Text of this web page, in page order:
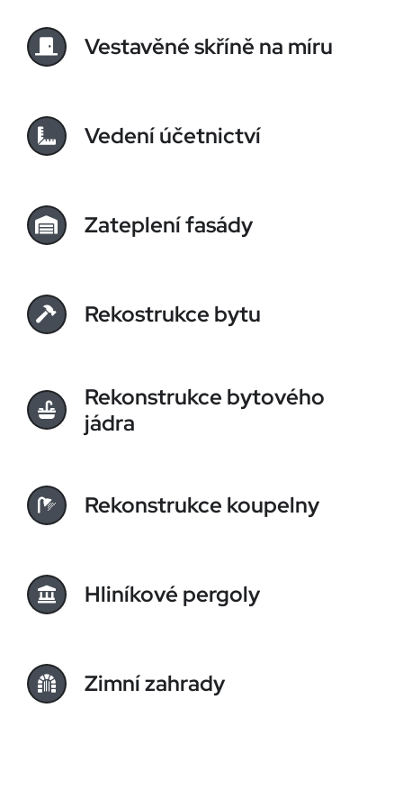
Vestavěné skříně na míru
Vedení účetnictví
Zateplení fasády
Rekostrukce bytu
Rekonstrukce bytového
jádra
Rekonstrukce koupelny
Hliníkové pergoly
Zimní zahrady